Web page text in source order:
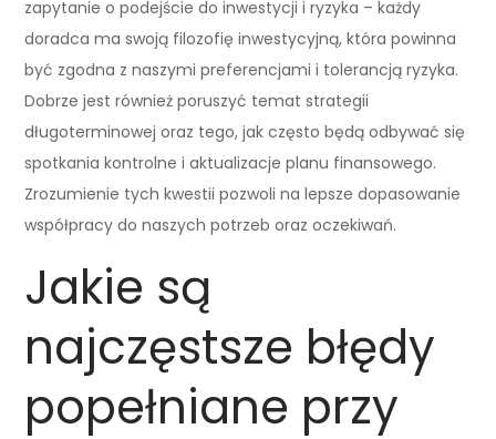
zapytanie o podejście do inwestycji i ryzyka – każdy
doradca ma swoją filozofię inwestycyjną, która powinna
być zgodna z naszymi preferencjami i tolerancją ryzyka.
Dobrze jest również poruszyć temat strategii
długoterminowej oraz tego, jak często będą odbywać się
spotkania kontrolne i aktualizacje planu finansowego.
Zrozumienie tych kwestii pozwoli na lepsze dopasowanie
współpracy do naszych potrzeb oraz oczekiwań.
Jakie są
najczęstsze błędy
popełniane przy